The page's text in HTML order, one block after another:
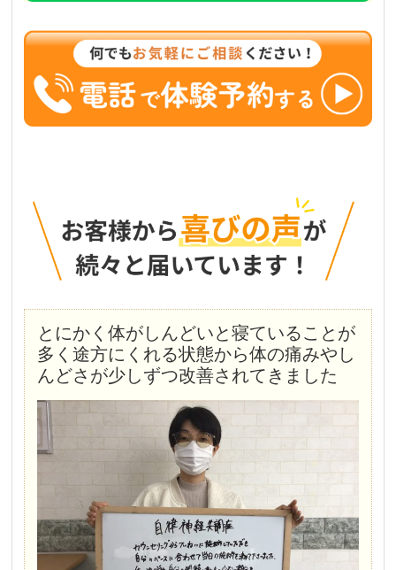
とにかく体がしんどいと寝ていることが
多く途方にくれる状態から体の痛みやし
んどさが少しずつ改善されてきました